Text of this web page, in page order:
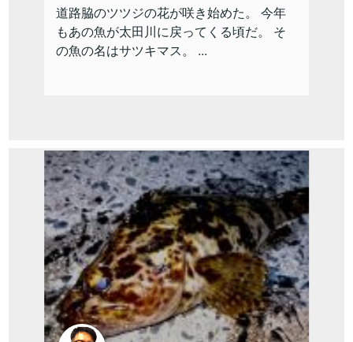
道路脇のツツジの花が咲き始めた。 今年
もあの魚が太田川に戻ってくる頃だ。 そ
の魚の名はサツキマス。 ...